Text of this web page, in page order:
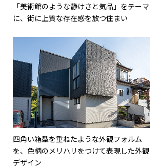
「美術館のような静けさと気品」をテーマ
に、街に上質な存在感を放つ住まい
四角い箱型を重ねたような外観フォルム
を、色柄のメリハリをつけて表現した外観
デザイン